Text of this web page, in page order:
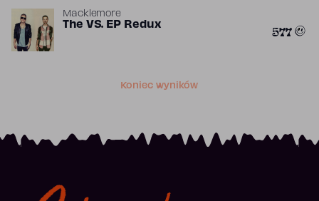
Macklemore
The VS. EP Redux 577
Koniec wyników